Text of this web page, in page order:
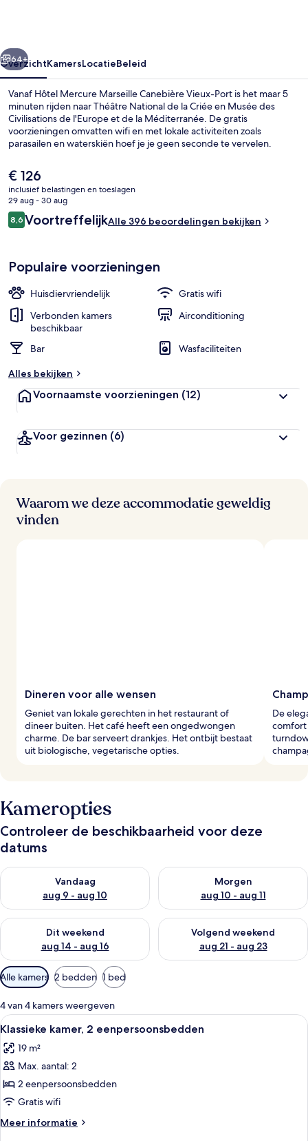
Volgende
64+
OverzichtKamersLocatieBeleid
Vanaf Hôtel Mercure Marseille Canebière Vieux-Port is het maar 5
minuten rijden naar Théâtre National de la Criée en Musée des
Civilisations de l'Europe et de la Méditerranée. De gratis
voorzieningen omvatten wifi en met lokale activiteiten zoals
parasailen en waterskiën hoef je je geen seconde te vervelen.
Notre-Dame de la Garde. Andere reizigers waarderen het
behulpzame personeel. Het openbaar vervoer vind je op korte
loopafstand: het is 3 minuten lopen naar Station Noailles en 5
minuten naar Station Vieux-Port.
De
huidige
prijs
is
€ 126
€ 126
inclusief belastingen en toeslagen
29 aug - 30 aug
Beoordelingen
8,68,6 op 10 –
VoortreffelijkAlle 396 beoordelingen bekijken
Populaire voorzieningen
Huisdiervriendelijk
Gratis wifi
Verbonden kamers
beschikbaar
Airconditioning
Bar
Wasfaciliteiten
Alles bekijken
Voornaamste voorzieningen (12)
Voor gezinnen (6)
Waarom we deze accommodatie geweldig
vinden
Dineren voor alle wensen
Geniet van lokale gerechten in het restaurant of
dineer buiten. Het café heeft een ongedwongen
charme. De bar serveert drankjes. Het ontbijt bestaat
uit biologische, vegetarische opties.
De
Kameropties
Controleer de beschikbaarheid voor deze
datums
Vandaag
aug 9 - aug 10
De beschikbaarheid controleren voor vanavond aug 9 - aug
Morgen
aug 10 - aug 11
De beschikbaarheid
Dit weekend
aug 14 - aug 16
De beschikbaarheid controleren voor dit weekend aug 14 -
Volgend weekend
aug 21 - aug 23
De beschikbaarheid
Beschikbare
filters
voor
kamers
Alle kamers 2 bedden 1 bed
4 van 4 kamers weergeven
Alle
foto's
voor
Klassieke
kamer,
2
eenpersoonsbedden
laden
Een hotelkamer met twee bedden,
5
Klassieke kamer, 2 eenpersoonsbedden
19 m²
Max. aantal: 2
2 eenpersoonsbedden
Gratis wifi
Meer informatie
Meer